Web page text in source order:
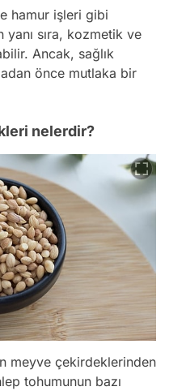
hamur işleri gibi
yanı sıra, kozmetik ve
Ancak, sağlık
önce mutlaka bir
nelerdir?
meyve çekirdeklerinden
tohumunun bazı